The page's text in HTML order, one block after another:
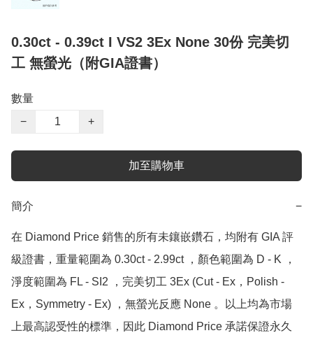
0.30ct - 0.39ct I VS2 3Ex None 30份 完美切
工 無螢光（附GIA證書）
數量
−
+
加至購物車
簡介 −
在 Diamond Price 銷售的所有未鑲嵌鑽石，均附有 GIA 評
級證書，重量範圍為 0.30ct - 2.99ct ，顏色範圍為 D - K ，
淨度範圍為 FL - SI2 ，完美切工 3Ex (Cut - Ex，Polish -
Ex，Symmetry - Ex) ，無螢光反應 None 。以上均為市場
上最高認受性的標準，因此 Diamond Price 承諾保證永久